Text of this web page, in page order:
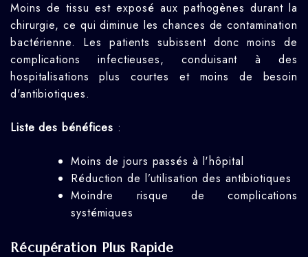
Moins de tissu est exposé aux pathogènes durant la
chirurgie, ce qui diminue les chances de contamination
bactérienne. Les patients subissent donc moins de
complications infectieuses, conduisant à des
hospitalisations plus courtes et moins de besoin
d'antibiotiques.
Liste des bénéfices :
Moins de jours passés à l'hôpital
Réduction de l’utilisation des antibiotiques
Moindre risque de complications
systémiques
Récupération Plus Rapide